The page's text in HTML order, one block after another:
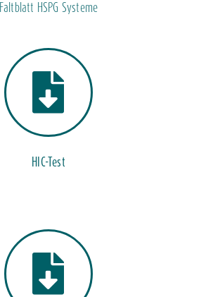
Faltblatt HSPG Systeme
HIC-Test